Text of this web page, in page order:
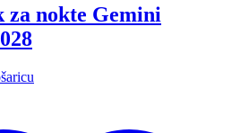
nokte Gemini